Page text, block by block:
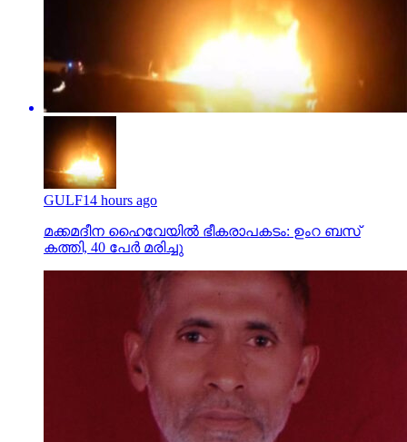
GULF14 hours ago
മക്കമദീന ഹൈവേയില്‍ ഭീകരാപകടം: ഉംറ ബസ്
കത്തി, 40 പേര്‍ മരിച്ചു